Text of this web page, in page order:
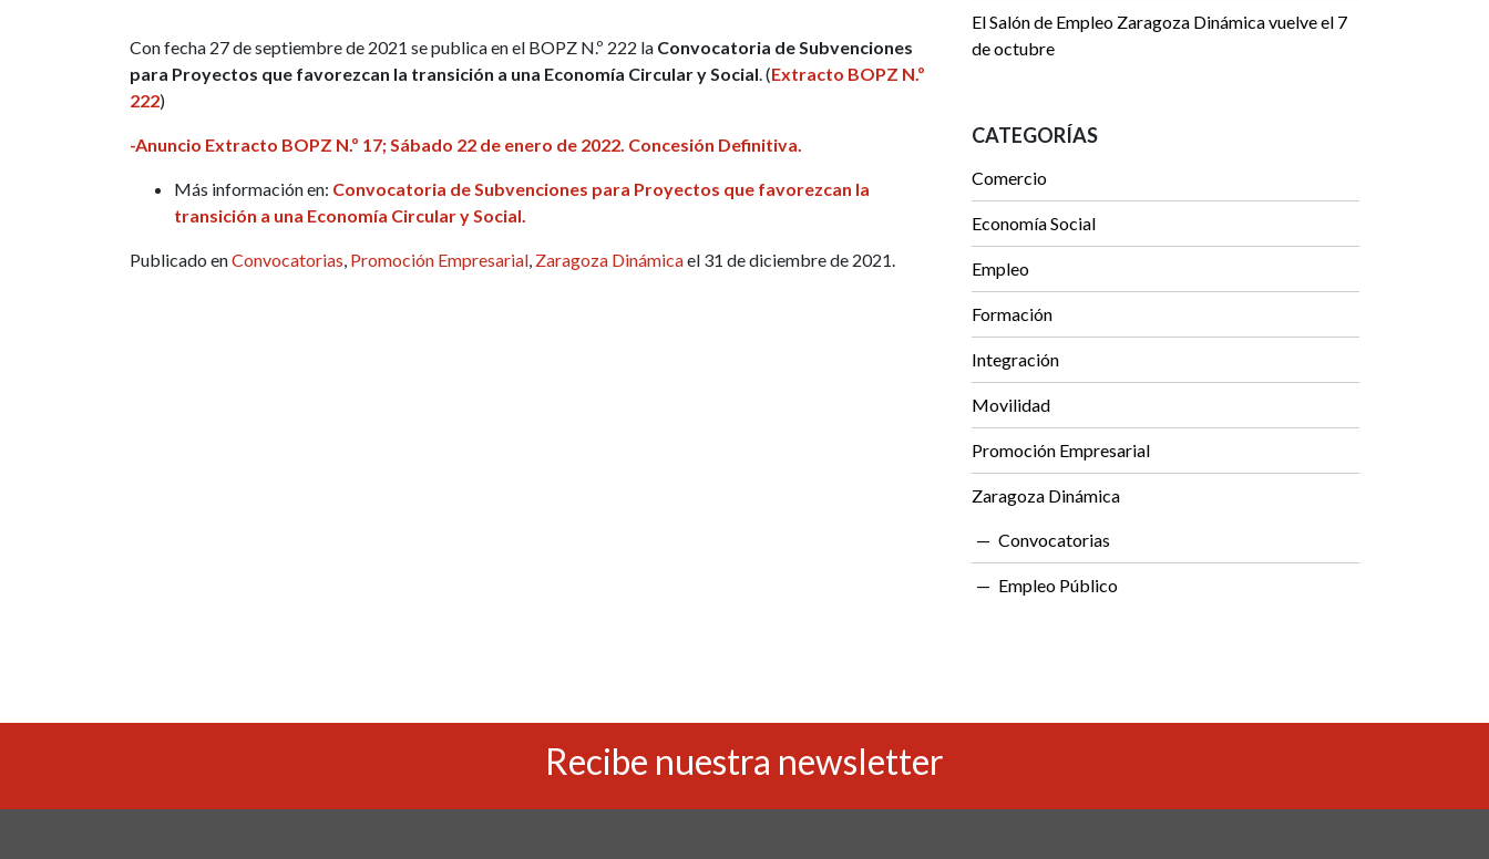
Con fecha 27 de septiembre de 2021 se publica en el BOPZ N.º 222 la Convocatoria de Subvenciones
para Proyectos que favorezcan la transición a una Economía Circular y Social . (Extracto BOPZ N.º
222)
-Anuncio Extracto BOPZ N.º 17; Sábado 22 de enero de 2022. Concesión Definitiva.
Más información en: Convocatoria de Subvenciones para Proyectos que favorezcan la
transición a una Economía Circular y Social.
Publicado enConvocatorias Promoción Empresarial Zaragoza Dinámicael 31 de diciembre de 2021.
El Salón de Empleo Zaragoza Dinámica vuelve el 7
de octubre
CATEGORÍAS
Comercio
Economía Social
Empleo
Formación
Integración
Movilidad
Promoción Empresarial
Zaragoza Dinámica
Convocatorias
Empleo Público
Recibe nuestra newsletter